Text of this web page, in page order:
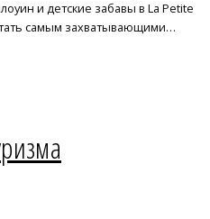
и детские забавы в La Petite
самым захватывающими…